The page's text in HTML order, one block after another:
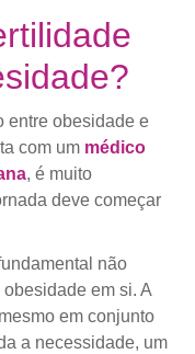
entre obesidade e
com um médico
, é muito
deve começar
não
em si. A
em conjunto
a necessidade, um